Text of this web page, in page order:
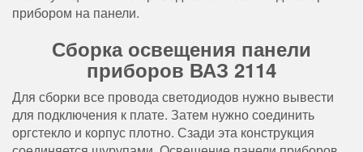
прибором на панели.
Сборка освещения панели
приборов ВАЗ 2114
Для сборки все провода светодиодов нужно вывести
для подключения к плате. Затем нужно соединить
оргстекло и корпус плотно. Сзади эта конструкция